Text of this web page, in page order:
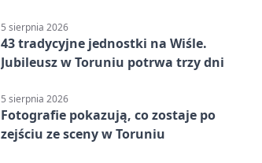
5 sierpnia 2026
43 tradycyjne jednostki na Wiśle.
Jubileusz w Toruniu potrwa trzy dni
5 sierpnia 2026
Fotografie pokazują, co zostaje po
zejściu ze sceny w Toruniu